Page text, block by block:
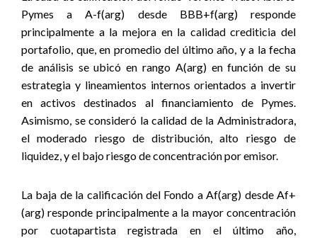
Pymes a A-f(arg) desde BBB+f(arg) responde
principalmente a la mejora en la calidad crediticia del
portafolio, que, en promedio del último año, y a la fecha
de análisis se ubicó en rango A(arg) en función de su
estrategia y lineamientos internos orientados a invertir
en activos destinados al financiamiento de Pymes.
Asimismo, se consideró la calidad de la Administradora,
el moderado riesgo de distribución, alto riesgo de
liquidez, y el bajo riesgo de concentración por emisor.
La baja de la calificación del Fondo a Af(arg) desde Af+
(arg) responde principalmente a la mayor concentración
por cuotapartista registrada en el último año,